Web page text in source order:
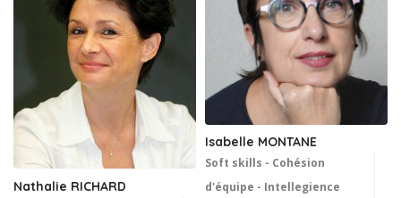
Nathalie RICHARD
Isabelle MONTANE
Soft skills - Cohésion
d'équipe - Intellegience